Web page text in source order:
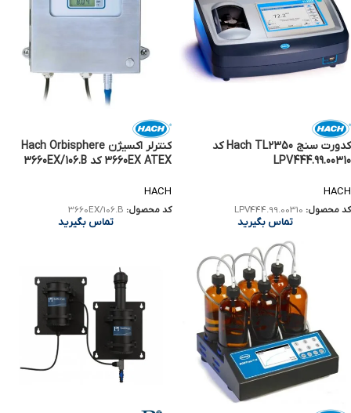
کدورت سنج Hach TL2350 کد
LPV444.99.00310
HACH
کد محصول: LPV444.99.00310
تماس بگیرید
کنترلر اکسیژن Hach Orbisphere
3660EX ATEX کد 3660EX/106.B
HACH
کد محصول: 3660EX/106.B
تماس بگیرید